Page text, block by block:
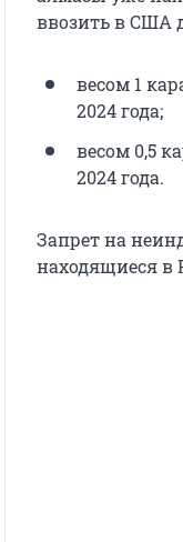
ввозить в США
весом 1
2024 года;
весом 0,5
2024 года.
Запрет на
находящиеся в